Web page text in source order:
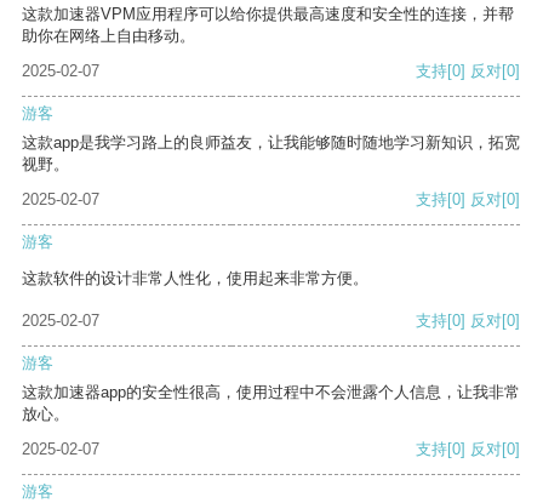
这款加速器VPM应用程序可以给你提供最高速度和安全性的连接，并帮
助你在网络上自由移动。
2025-02-07
支持[0] 反对[0]
游客
这款app是我学习路上的良师益友，让我能够随时随地学习新知识，拓宽
视野。
2025-02-07
支持[0] 反对[0]
游客
这款软件的设计非常人性化，使用起来非常方便。
2025-02-07 支持[0] 反对[0]
游客
这款加速器app的安全性很高，使用过程中不会泄露个人信息，让我非常
放心。
2025-02-07
支持[0] 反对[0]
游客